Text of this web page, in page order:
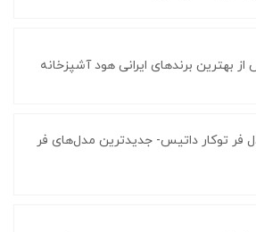
از بهترین برندهای ایرانی هود آشپزخانه
فر توکار داتیس- جدیدترین مدل‌های فر